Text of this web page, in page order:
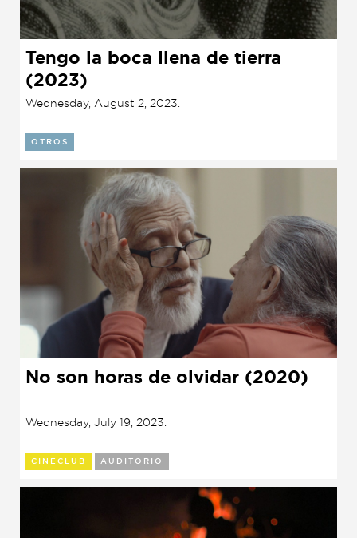
Tengo la boca llena de tierra
(2023)
Wednesday, August 2, 2023.
OTROS
No son horas de olvidar (2020)
Wednesday, July 19, 2023.
CINECLUB AUDITORIO